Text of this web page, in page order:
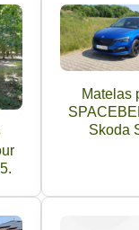
Matelas
Skoda